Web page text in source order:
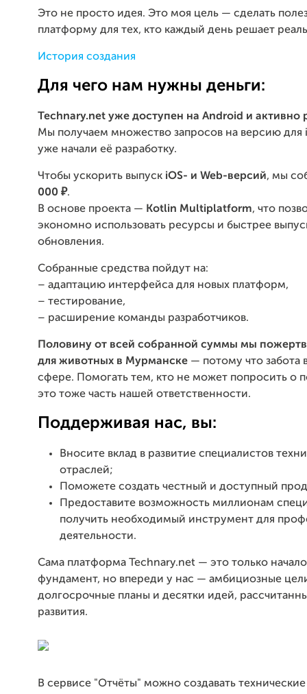
Это не просто идея. Это моя цель — сделать
платформу для тех, кто каждый день решает
История создания
Для чего нам нужны деньги:
Technary.net уже доступен на Android и активно
Мы получаем множество запросов на версию
уже начали её разработку.
Чтобы ускорить выпуск iOS- и Web-версий, мы
000 ₽.
В основе проекта — Kotlin Multiplatform, что
экономно использовать ресурсы и быстрее
обновления.
Собранные средства пойдут на:
– адаптацию интерфейса для новых платформ,
– тестирование,
– расширение команды разработчиков.
Половину от всей собранной суммы мы
для животных в Мурманске — потому что забота
сфере. Помогать тем, кто не может попросить о
это тоже часть нашей ответственности.
Поддерживая нас, вы:
Вносите вклад в развитие специалистов
отраслей;
Поможете создать честный и доступный
Предоставите возможность миллионам
получить необходимый инструмент для
деятельности.
Сама платформа Technary.net — это только
фундамент, но впереди у нас — амбициозные
долгосрочные планы и десятки идей,
развития.
В сервисе "Отчёты" можно создавать